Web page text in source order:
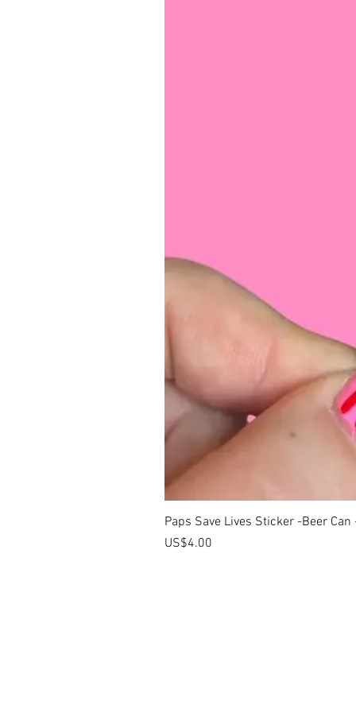
Paps Save Lives Sticker -Beer
價格
US$4.00